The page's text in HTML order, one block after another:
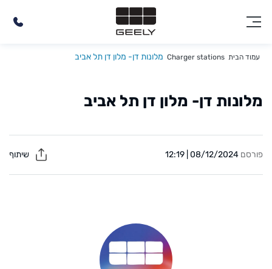
עמוד הבית Charger stations מלונות דן- מלון דן תל אביב
מלונות דן- מלון דן תל אביב
פורסם 08/12/2024 | 12:19